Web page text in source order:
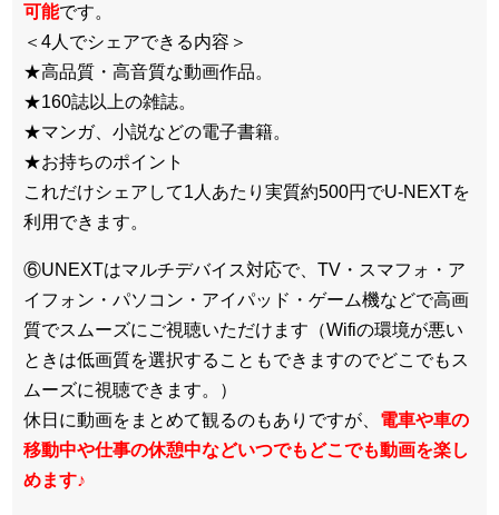
可能です。
＜4人でシェアできる内容＞
★高品質・高音質な動画作品。
★160誌以上の雑誌。
★マンガ、小説などの電子書籍。
★お持ちのポイント
これだけシェアして1人あたり実質約500円でU-NEXTを
利用できます。
⑥UNEXTはマルチデバイス対応で、TV・スマフォ・ア
イフォン・パソコン・アイパッド・ゲーム機などで高画
質でスムーズにご視聴いただけます（Wifiの環境が悪い
ときは低画質を選択することもできますのでどこでもス
ムーズに視聴できます。）
休日に動画をまとめて観るのもありですが、 電車や車の
移動中や仕事の休憩中などいつでもどこでも動画を楽し
めます♪